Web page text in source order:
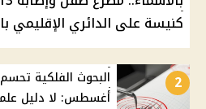
كنيسة على الدائري الإقليمي
2
أغسطس: لا دليل